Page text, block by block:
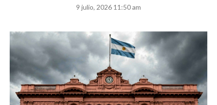
9 julio, 2026 11:50 am